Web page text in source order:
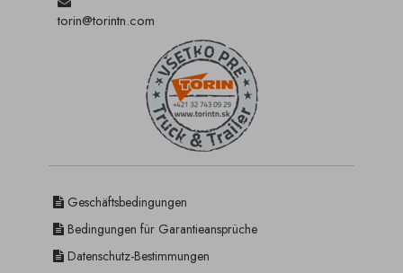
torin@torintn.com
Geschäftsbedingungen
Bedingungen für Garantieansprüche
Datenschutz-Bestimmungen